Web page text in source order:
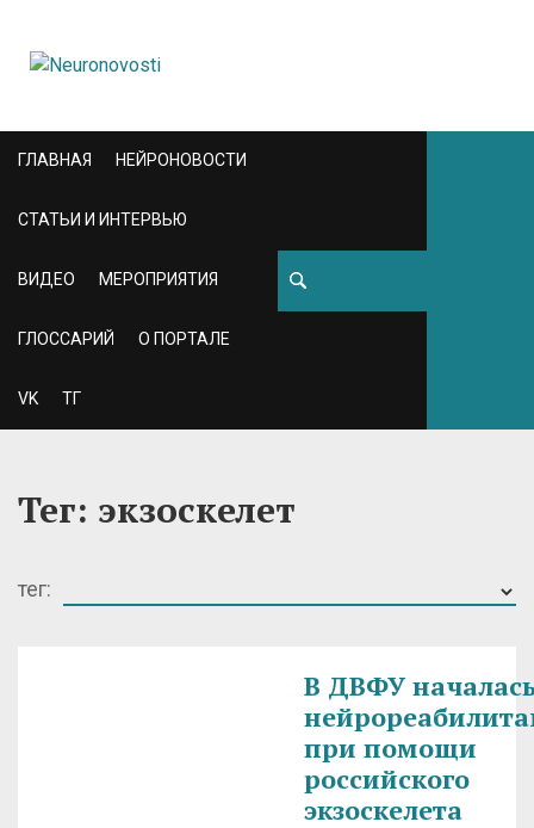
ГЛАВНАЯ НЕЙРОНОВОСТИ
СТАТЬИ И ИНТЕРВЬЮ
ВИДЕО МЕРОПРИЯТИЯ
ГЛОССАРИЙ О ПОРТАЛЕ
VK ТГ
Тег: экзоскелет
тег:
В ДВФУ
при помощи
российского
экзоскелета